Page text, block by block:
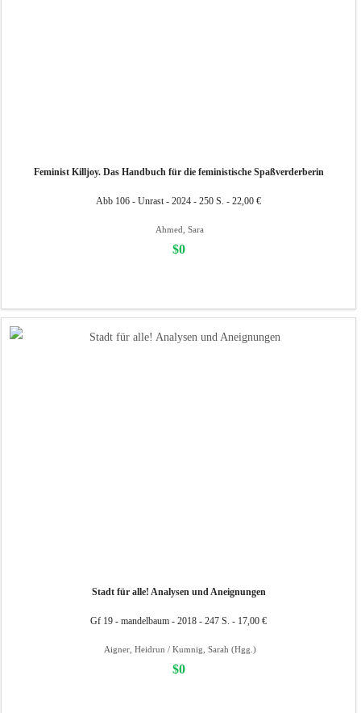
Feminist Killjoy. Das Handbuch für die feministische Spaßverderberin
Abb 106 - Unrast - 2024 - 250 S. - 22,00 €
Ahmed, Sara
$0
Stadt für alle! Analysen und Aneignungen
Gf 19 - mandelbaum - 2018 - 247 S. - 17,00 €
Aigner, Heidrun / Kumnig, Sarah (Hgg.)
$0